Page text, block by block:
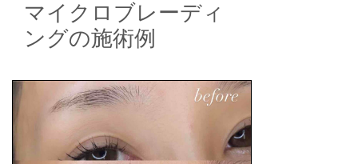
マイクロブレーディ
ングの施術例